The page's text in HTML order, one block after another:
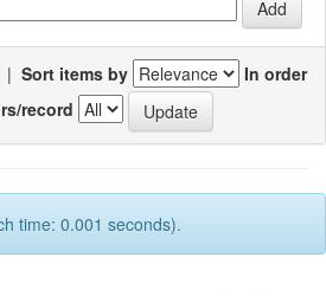
| Sort items by
In order
record
time: 0.001 seconds).